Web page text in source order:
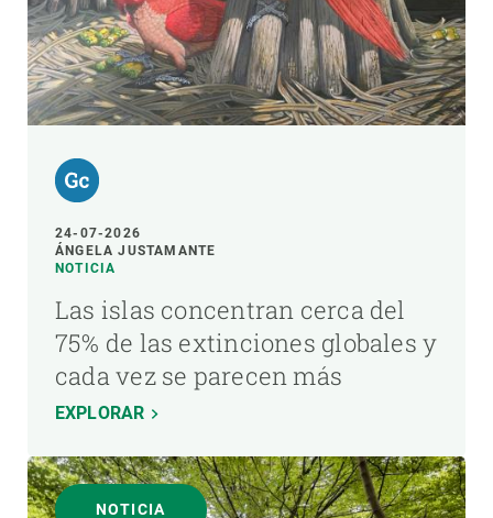
24-07-2026
ÁNGELA JUSTAMANTE
NOTICIA
Las islas concentran cerca del
75% de las extinciones globales y
cada vez se parecen más
EXPLORAR
NOTICIA